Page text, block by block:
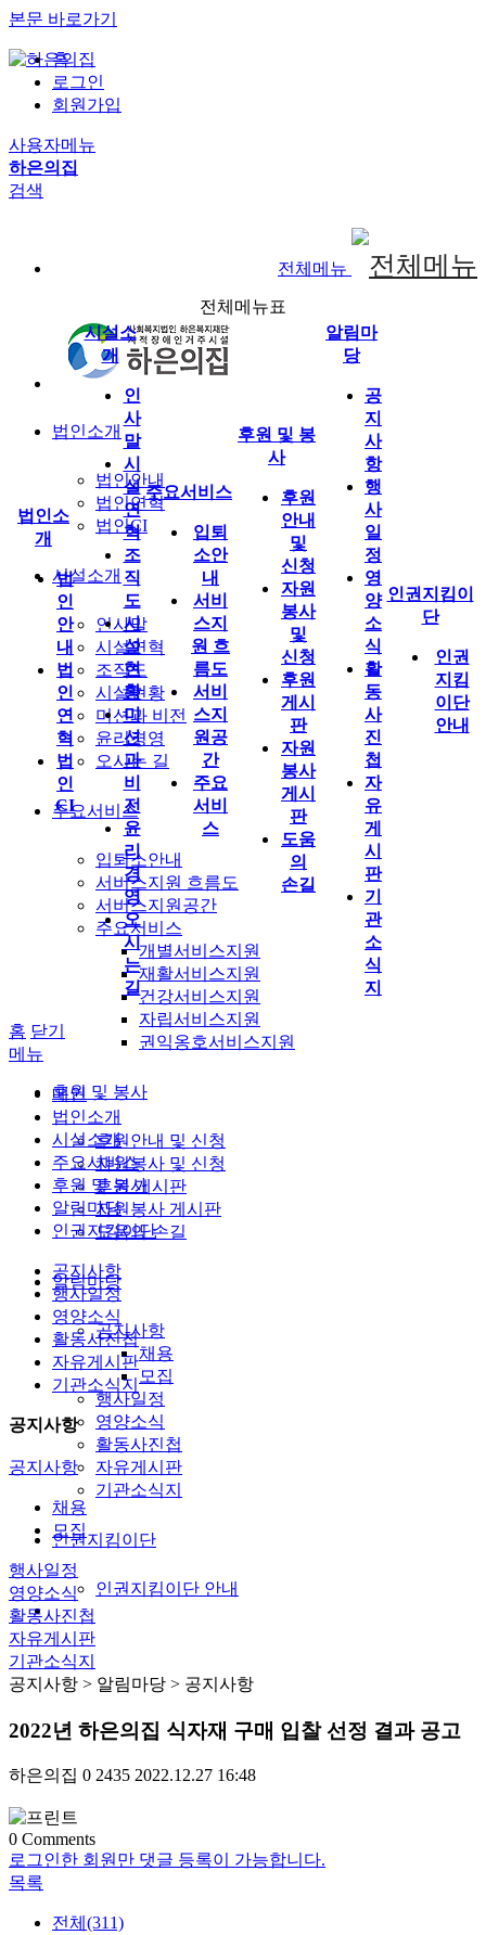
본문 바로가기
홈
로그인
회원가입
사용자메뉴
하은의집
검색
전체메뉴
법인소개
법인안내
법인연혁
법인CI
시설소개
인사말
시설연혁
조직도
시설현황
미션과 비전
윤리경영
오시는 길
주요서비스
입퇴소안내
서비스지원 흐름도
서비스지원공간
주요서비스
개별서비스지원
재활서비스지원
건강서비스지원
자립서비스지원
권익옹호서비스지원
후원 및 봉사
후원안내 및 신청
자원봉사 및 신청
후원 게시판
자원봉사 게시판
도움의 손길
알림마당
공지사항
채용
모집
행사일정
영양소식
활동사진첩
자유게시판
기관소식지
인권지킴이단
인권지킴이단 안내
전체메뉴표
법인소
개
법
인
안
내
법
인
연
혁
법
인
CI
시설소
개
인
사
말
시
설
연
혁
조
직
도
시
설
현
황
미
션
과
비
전
윤
리
경
영
오
시
는
길
주요서비스
입퇴
소안
내
서비
스지
원 흐
름도
서비
스지
원공
간
주요
서비
스
후원 및 봉
사
후원
안내
및
신청
자원
봉사
및
신청
후원
게시
판
자원
봉사
게시
판
도움
의
손길
알림마
당
공
지
사
항
행
사
일
정
영
양
소
식
활
동
사
진
첩
자
유
게
시
판
기
관
소
식
지
인권지킴이
단
인권
지킴
이단
안내
홈 닫기
메뉴
메인
법인소개
시설소개
주요서비스
후원 및 봉사
알림마당
인권지킴이단
공지사항
행사일정
영양소식
활동사진첩
자유게시판
기관소식지
공지사항
공지사항
채용
모집
행사일정
영양소식
활동사진첩
자유게시판
기관소식지
공지사항 > 알림마당 > 공지사항
2022년 하은의집 식자재 구매 입찰 선정 결과 공고
하은의집 0 2435 2022.12.27 16:48
0 Comments
로그인한 회원만 댓글 등록이 가능합니다.
목록
전체(311)